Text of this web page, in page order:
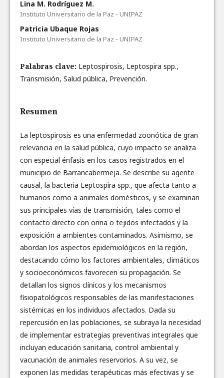
Lina M. Rodríguez M.
Instituto Universitario de la Paz - UNIPAZ
Patricia Ubaque Rojas
Instituto Universitario de la Paz - UNIPAZ
Palabras clave: Leptospirosis, Leptospira spp.,
Transmisión, Salud pública, Prevención.
Resumen
La leptospirosis es una enfermedad zoonótica de gran
relevancia en la salud pública, cuyo impacto se analiza
con especial énfasis en los casos registrados en el
municipio de Barrancabermeja. Se describe su agente
causal, la bacteria Leptospira spp., que afecta tanto a
humanos como a animales domésticos, y se examinan
sus principales vías de transmisión, tales como el
contacto directo con orina o tejidos infectados y la
exposición a ambientes contaminados. Asimismo, se
abordan los aspectos epidemiológicos en la región,
destacando cómo los factores ambientales, climáticos
y socioeconómicos favorecen su propagación. Se
detallan los signos clínicos y los mecanismos
fisiopatológicos responsables de las manifestaciones
sistémicas en los individuos afectados. Dada su
repercusión en las poblaciones, se subraya la necesidad
de implementar estrategias preventivas integrales que
incluyan educación sanitaria, control ambiental y
vacunación de animales reservorios. A su vez, se
exponen las medidas terapéuticas más efectivas y se